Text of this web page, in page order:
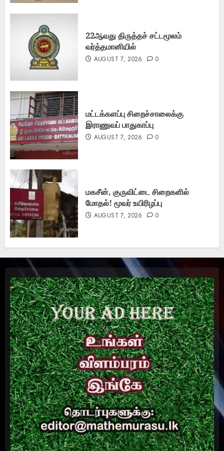
22ஆவது திருத்தச் சட்டமூலம்
வர்த்தமானியில்
AUGUST 7, 2026 0
மட்டக்களப்பு சிறைச்சாலைக்கு
இராணுவப் பாதுகாப்பு
AUGUST 7, 2026 0
மகசீன், குருவிட்டை சிறைகளில்
மோதல்! மூவர் உயிரிழப்பு
AUGUST 7, 2026 0